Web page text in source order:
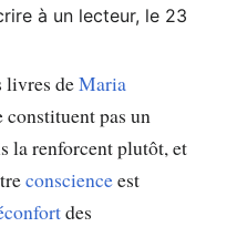
à un lecteur, le 23
livres deMaria
constituent pas un
la renforcent plutôt, et
conscienceest
des